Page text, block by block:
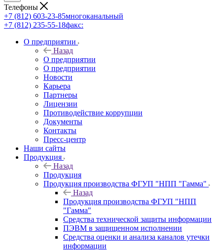
Телефоны
+7 (812) 603-23-85многоканальный
+7 (812) 235-55-18факс:
О предприятии
Назад
О предприятии
О предприятии
Новости
Карьера
Партнеры
Лицензии
Противодействие коррупции
Документы
Контакты
Пресс-центр
Наши сайты
Продукция
Назад
Продукция
Продукция производства ФГУП "НПП "Гамма"
Назад
Продукция производства ФГУП "НПП
"Гамма"
Средства технической защиты информации
ПЭВМ в защищенном исполнении
Средства оценки и анализа каналов утечки
информации